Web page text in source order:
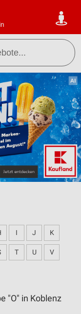
I J K
T U V
"O" in Koblenz